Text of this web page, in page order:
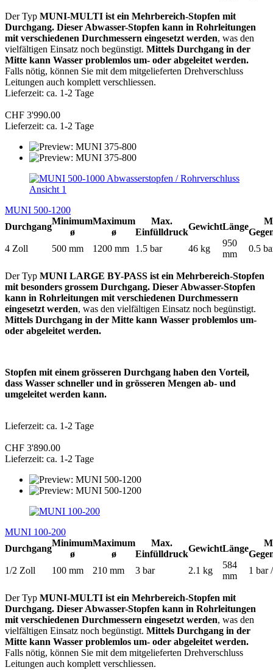
Der Typ MUNI-MULTI ist ein Mehrbereich-Stopfen mit
Durchgang. Dieser Abwasser-Stopfen kann in Rohrleitungen
mit verschiedenen Durchmessern eingesetzt werden, was den
vielfältigen Einsatz noch begünstigt. Mittels Durchgang in der
Mitte kann Wasser problemlos um- oder abgeleitet werden.
Falls nötig, können Sie mit dem mitgelieferten Drehverschluss
Leitungen auch komplett verschliessen.
Lieferzeit: ca. 1-2 Tage
CHF 3'990.00
Lieferzeit: ca. 1-2 Tage
MUNI 500-1200
Durchgang
Minimum
ø
Maximum
ø
Max.
Einfülldruck
GewichtLänge
4 Zoll
500 mm 1200 mm 1.5 bar 46 kg
950
mm
0.5
Der Typ MUNI LARGE BY-PASS ist ein Mehrbereich-Stopfen
mit besonders grossem Durchgang. Dieser Abwasser-Stopfen
kann in Rohrleitungen mit verschiedenen Durchmessern
eingesetzt werden, was den vielfältigen Einsatz noch begünstigt.
Mittels Durchgang in der Mitte kann Wasser problemlos um-
oder abgeleitet werden.
Stopfen mit einem grösseren Durchgang haben den Vorteil,
dass Wasser schneller und in grösseren Mengen ab- und
umgeleitet werden kann.
Lieferzeit: ca. 1-2 Tage
CHF 3'890.00
Lieferzeit: ca. 1-2 Tage
MUNI 100-200
Durchgang
Minimum
ø
Maximum
ø
Max.
Einfülldruck
GewichtLänge
1/2 Zoll
100 mm 210 mm 3 bar 2.1 kg
584
mm
1 bar
Der Typ MUNI-MULTI ist ein Mehrbereich-Stopfen mit
Durchgang. Dieser Abwasser-Stopfen kann in Rohrleitungen
mit verschiedenen Durchmessern eingesetzt werden, was den
vielfältigen Einsatz noch begünstigt. Mittels Durchgang in der
Mitte kann Wasser problemlos um- oder abgeleitet werden.
Falls nötig, können Sie mit dem mitgelieferten Drehverschluss
Leitungen auch komplett verschliessen.